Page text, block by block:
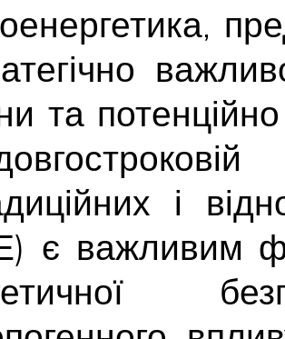
та
і
є важливим